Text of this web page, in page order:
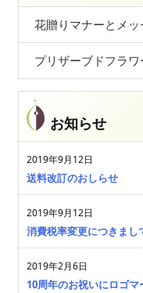
花贈りマナーとメ
プリザーブドフラ
お知らせ
2019年9月12日
送料改訂のおしらせ
2019年9月12日
消費税率変更につきまし
2019年2月6日
10周年のお祝いにロゴマ